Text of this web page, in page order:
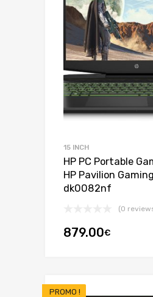
15 INCH
HP PC Portable
HP Pavilion
dk0082nf
(0
879.00€
PROMO !